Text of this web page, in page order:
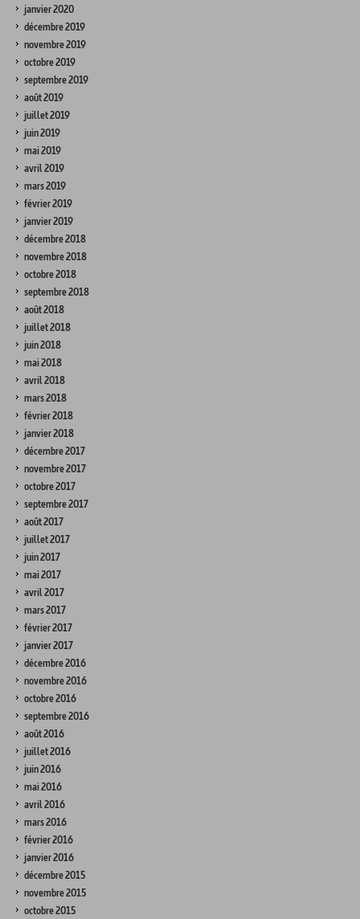
janvier 2020
décembre 2019
novembre 2019
octobre 2019
septembre 2019
août 2019
juillet 2019
juin 2019
mai 2019
avril 2019
mars 2019
février 2019
janvier 2019
décembre 2018
novembre 2018
octobre 2018
septembre 2018
août 2018
juillet 2018
juin 2018
mai 2018
avril 2018
mars 2018
février 2018
janvier 2018
décembre 2017
novembre 2017
octobre 2017
septembre 2017
août 2017
juillet 2017
juin 2017
mai 2017
avril 2017
mars 2017
février 2017
janvier 2017
décembre 2016
novembre 2016
octobre 2016
septembre 2016
août 2016
juillet 2016
juin 2016
mai 2016
avril 2016
mars 2016
février 2016
janvier 2016
décembre 2015
novembre 2015
octobre 2015